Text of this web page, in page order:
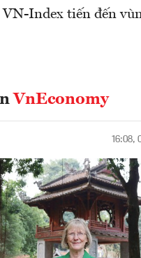
Index tiến đến
VnEconomy
16:08,